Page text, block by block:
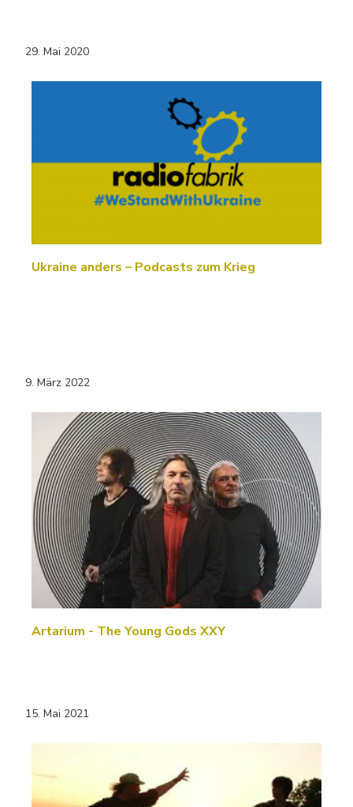
29. Mai 2020
Ukraine anders – Podcasts zum Krieg
9. März 2022
Artarium - The Young Gods XXY
15. Mai 2021